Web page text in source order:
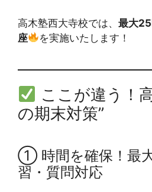
高木塾西大寺校では、 最大
座
を実施いたします！
ここが違う！
の期末対策”
① 時間を確保！最
習・質問対応